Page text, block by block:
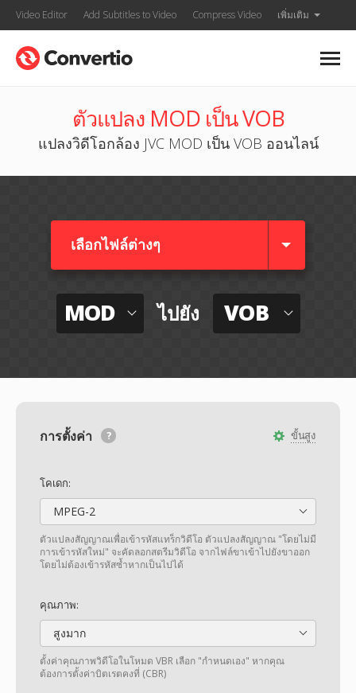
Video Editor Add Subtitles to Video Compress Video เพิ่มเติม
ตัวแปลง MOD เป็น VOB
แปลงวิดีโอกล้อง JVC MOD เป็น VOB ออนไลน์
เลือกไฟล์ต่างๆ​
MOD ไปยัง VOB
ขั้นสูง
การตั้งค่า
โคเดก:
MPEG-2
ตัวแปลงสัญญาณเพื่อเข้ารหัสแทร็กวิดีโอ ตัวแปลงสัญญาณ "โดยไม่มี
การเข้ารหัสใหม่" จะคัดลอกสตรีมวิดีโอ จากไฟล์ขาเข้าไปยังขาออก
โดยไม่ต้องเข้ารหัสซ้ำหากเป็นไปได้
คุณภาพ:
สูงมาก
ตั้งค่าคุณภาพวิดีโอในโหมด VBR เลือก "กำหนดเอง" หากคุณ
ต้องการตั้งค่าบิตเรตคงที่ (CBR)